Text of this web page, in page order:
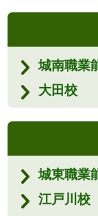
城南職業
大田校
城東職業
江戸川校